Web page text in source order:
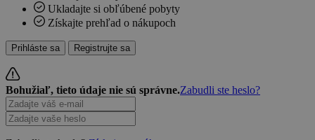
Ukladajte si obľúbené pobyty
Získajte prehľad o nákupoch
Prihláste sa Registrujte sa
Bohužiaľ, tieto údaje nie sú správne.Zabudli ste heslo?